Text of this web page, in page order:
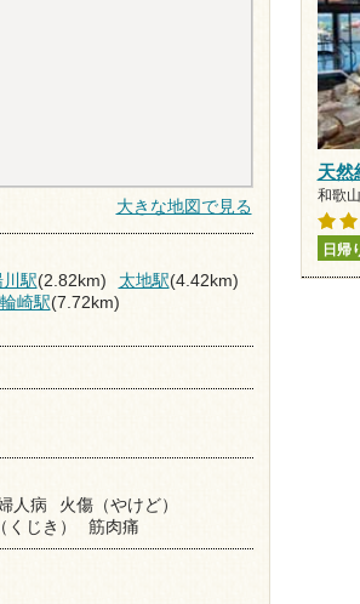
大きな地図で見る
川駅(2.82km) 太地駅(4.42km)
崎駅(7.72km)
人病
火傷（やけど）
じき） 筋肉痛
天然
和歌
日帰